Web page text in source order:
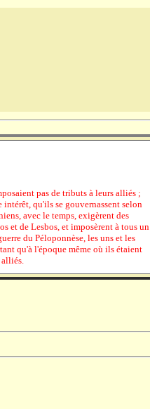
pas de tributs à leurs alliés ;
qu'ils se gouvernassent selon
avec le temps, exigèrent des
et de Lesbos, et imposèrent à tous un
du Péloponnèse, les uns et les
qu'à l'époque même où ils étaient
alliés.